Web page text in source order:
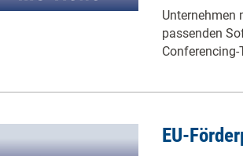
Unternehmen
passenden
EU-